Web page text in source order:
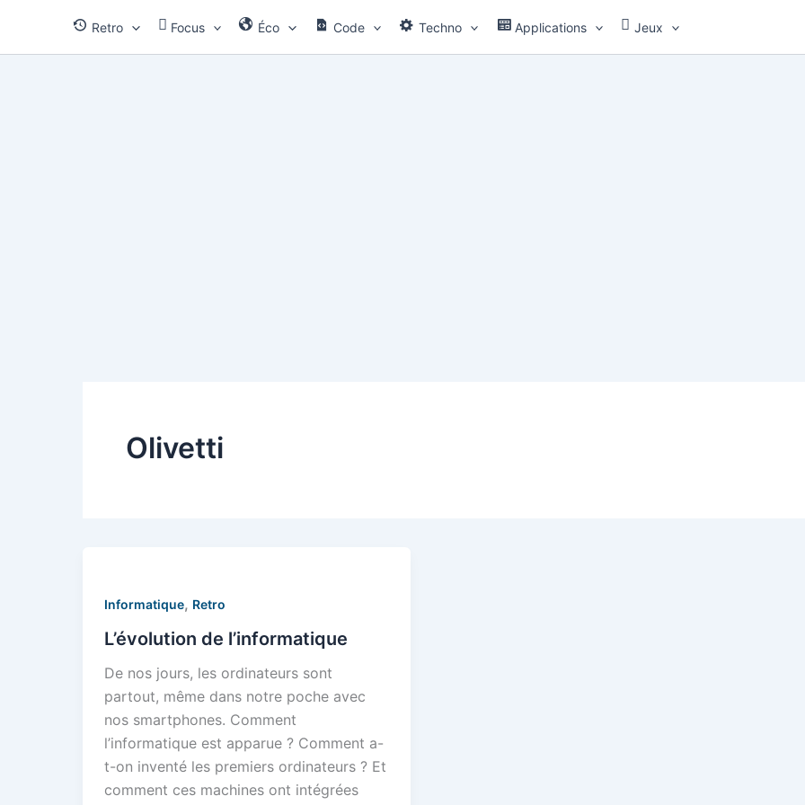
contenu
Retro Focus Éco Code Techno Applications Jeux
Olivetti
Informatique, Retro
L’évolution de l’informatique
De nos jours, les ordinateurs sont
partout, même dans notre poche avec
nos smartphones. Comment
l’informatique est apparue ? Comment a-
t-on inventé les premiers ordinateurs ? Et
comment ces machines ont intégrées